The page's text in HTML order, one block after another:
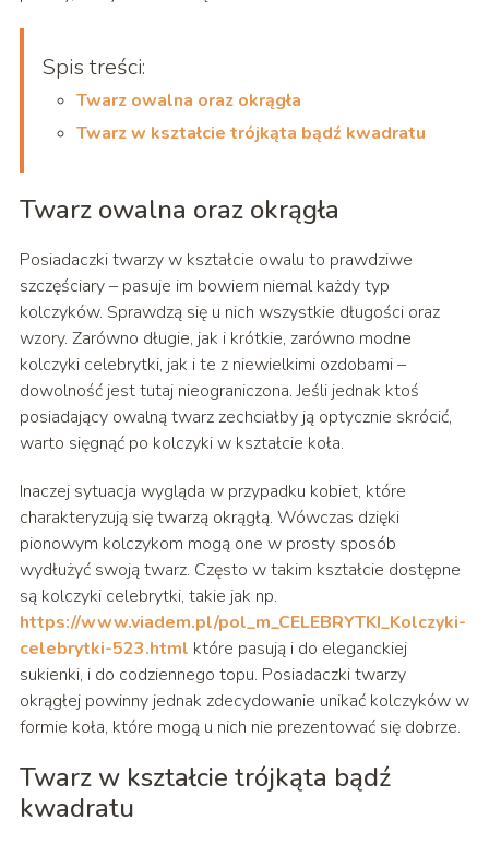
Spis treści:
Twarz owalna oraz okrągła
Twarz w kształcie trójkąta bądź kwadratu
Twarz owalna oraz okrągła
Posiadaczki twarzy w kształcie owalu to prawdziwe
szczęściary – pasuje im bowiem niemal każdy typ
kolczyków. Sprawdzą się u nich wszystkie długości oraz
wzory. Zarówno długie, jak i krótkie, zarówno modne
kolczyki celebrytki, jak i te z niewielkimi ozdobami –
dowolność jest tutaj nieograniczona. Jeśli jednak ktoś
posiadający owalną twarz zechciałby ją optycznie skrócić,
warto sięgnąć po kolczyki w kształcie koła.
Inaczej sytuacja wygląda w przypadku kobiet, które
charakteryzują się twarzą okrągłą. Wówczas dzięki
pionowym kolczykom mogą one w prosty sposób
wydłużyć swoją twarz. Często w takim kształcie dostępne
są kolczyki celebrytki, takie jak np.
https://www.viadem.pl/pol_m_CELEBRYTKI_Kolczyki-
celebrytki-523.html które pasują i do eleganckiej
sukienki, i do codziennego topu. Posiadaczki twarzy
okrągłej powinny jednak zdecydowanie unikać kolczyków w
formie koła, które mogą u nich nie prezentować się dobrze.
Twarz w kształcie trójkąta bądź
kwadratu